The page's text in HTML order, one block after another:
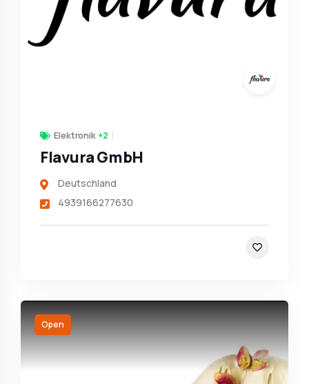
Elektronik +2
Flavura GmbH
Deutschland
4939166277630
Open